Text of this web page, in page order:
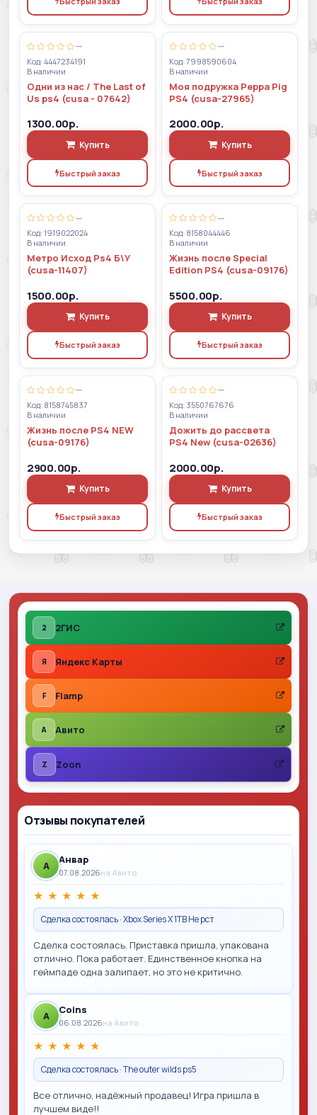
—
Код: 4447234191
В наличии
Одни из нас / The Last of
Us ps4 (cusa - 07642)
1300.00р.
Купить
Быстрый заказ
—
Код: 7998590604
В наличии
Моя подружка Peppa Pig
PS4 (cusa-27965)
2000.00р.
Купить
Быстрый заказ
—
Код: 1919022024
В наличии
Метро Исход Ps4 Б\У
(cusa-11407)
1500.00р.
Купить
Быстрый заказ
—
Код: 8158044446
В наличии
Жизнь после Special
Edition PS4 (cusa-09176)
5500.00р.
Купить
Быстрый заказ
—
Код: 8158745837
В наличии
Жизнь после PS4 NEW
(cusa-09176)
2900.00р.
Купить
Быстрый заказ
—
Код: 3550767676
В наличии
Дожить до рассвета
PS4 New (cusa-02636)
2000.00р.
Купить
Быстрый заказ
Отзывы покупателей
A Анвар
07.08.2026на Авито
★ ★ ★ ★ ★
Сделка состоялась · Xbox Series X 1TB Не рст
Сделка состоялась. Приставка пришла, упакована
отлично. Пока работает. Единственное кнопка на
геймпаде одна залипает, но это не критично.
A Coins
06.08.2026на Авито
★ ★ ★ ★ ★
Сделка состоялась · The outer wilds ps5
Все отлично, надёжный продавец! Игра пришла в
лучшем виде!!
2 2ГИС
Я Яндекс Карты
F Flamp
A Авито
Z Zoon